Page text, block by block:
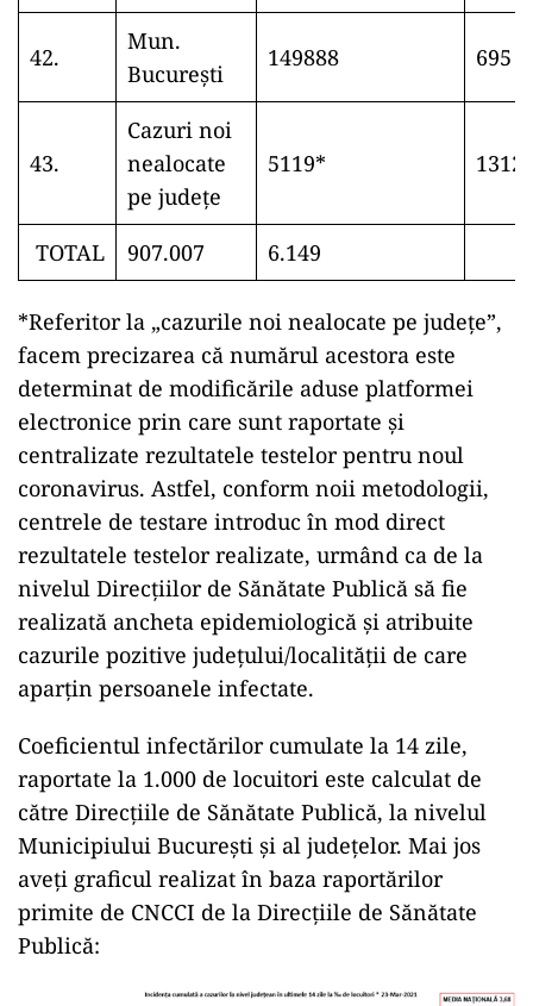
42.
Mun.
București
149888 695
43.
Cazuri noi
nealocate
pe județe
5119* 1312
TOTAL 907.007 6.149
*Referitor la „cazurile noi nealocate pe județe”,
facem precizarea că numărul acestora este
determinat de modificările aduse platformei
electronice prin care sunt raportate și
centralizate rezultatele testelor pentru noul
coronavirus. Astfel, conform noii metodologii,
centrele de testare introduc în mod direct
rezultatele testelor realizate, urmând ca de la
nivelul Direcțiilor de Sănătate Publică să fie
realizată ancheta epidemiologică și atribuite
cazurile pozitive județului/localității de care
aparțin persoanele infectate.
Coeficientul infectărilor cumulate la 14 zile,
raportate la 1.000 de locuitori este calculat de
către Direcțiile de Sănătate Publică, la nivelul
Municipiului București și al județelor. Mai jos
aveți graficul realizat în baza raportărilor
primite de CNCCI de la Direcțiile de Sănătate
Publică: